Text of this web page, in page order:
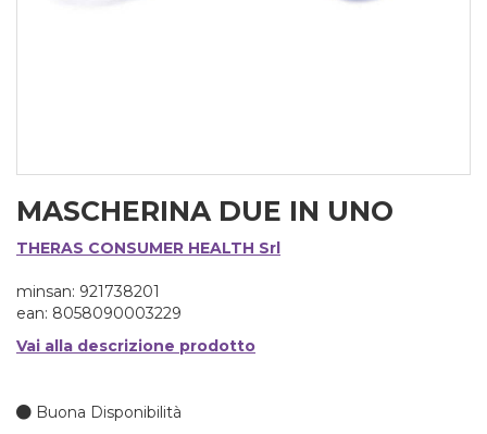
MASCHERINA DUE IN UNO
THERAS CONSUMER HEALTH Srl
minsan: 921738201
ean: 8058090003229
Vai alla descrizione prodotto
Buona Disponibilità